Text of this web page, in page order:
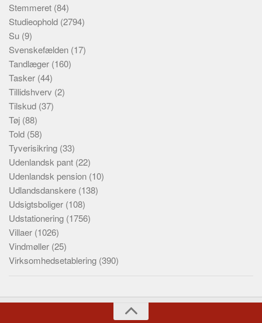
Stemmeret (84)
Studieophold (2794)
Su (9)
Svenskefælden (17)
Tandlæger (160)
Tasker (44)
Tillidshverv (2)
Tilskud (37)
Tøj (88)
Told (58)
Tyverisikring (33)
Udenlandsk pant (22)
Udenlandsk pension (10)
Udlandsdanskere (138)
Udsigtsboliger (108)
Udstationering (1756)
Villaer (1026)
Vindmøller (25)
Virksomhedsetablering (390)